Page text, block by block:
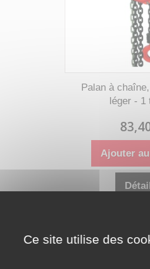
Ce site utilise des
Palan à
léger - 1
Ajouter